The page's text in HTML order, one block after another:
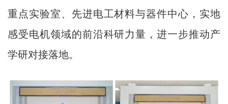
重点实验室、先进电工材料与器件中心，实地
感受电机领域的前沿科研力量，进一步推动产
学研对接落地。